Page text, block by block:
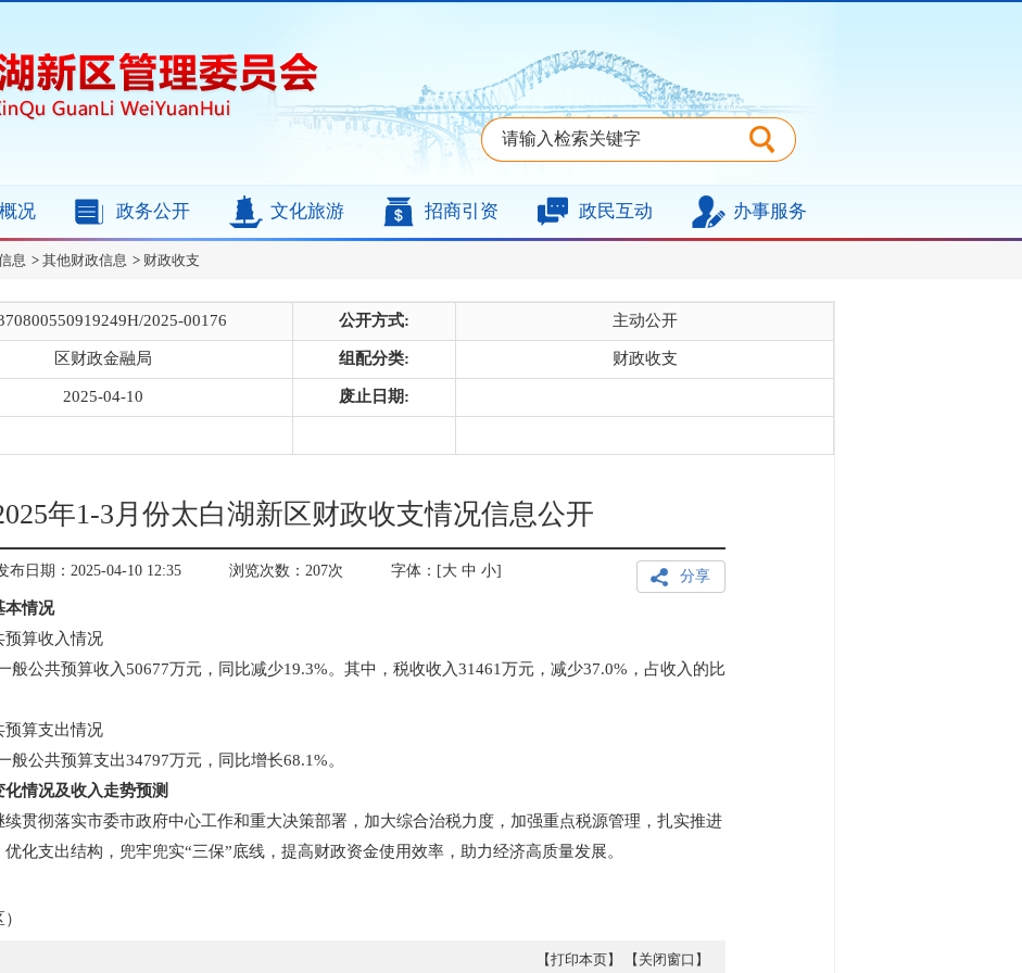
况 政务公开 文化旅游 招商引资 政民互动 办事服务
息 > 其他财政信息 > 财政收支
2025-00176 公开方式: 主动公开
区财政金融局 组配分类: 财政收支
2025-04-10 废止日期:
年1-3月份太白湖新区财政收支情况信息公开
布日期：2025-04-10 12:35 浏览次数： 207次 字体：[大 中 小] 分享
本情况
预算收入情况
般公共预算收入50677万元，同比减少19.3%。其中，税收收入31461万元，减少37.0%，占收入的比
预算支出情况
般公共预算支出34797万元，同比增长68.1%。
情况及收入走势预测
续贯彻落实市委市政府中心工作和重大决策部署，加大综合治税力度，加强重点税源管理，扎实推进
化支出结构，兜牢兜实“三保”底线，提高财政资金使用效率，助力经济高质量发展。
）
【打印本页】 【关闭窗口】